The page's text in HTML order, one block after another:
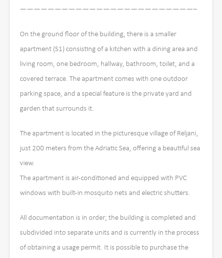
—————————————————————————–
On the ground floor of the building, there is a smaller
apartment (S1) consisting of a kitchen with a dining area and
living room, one bedroom, hallway, bathroom, toilet, and a
covered terrace. The apartment comes with one outdoor
parking space, and a special feature is the private yard and
garden that surrounds it.
The apartment is located in the picturesque village of Reljani,
just 200 meters from the Adriatic Sea, offering a beautiful sea
view.
The apartment is air-conditioned and equipped with PVC
windows with built-in mosquito nets and electric shutters.
All documentation is in order; the building is completed and
subdivided into separate units and is currently in the process
of obtaining a usage permit. It is possible to purchase the